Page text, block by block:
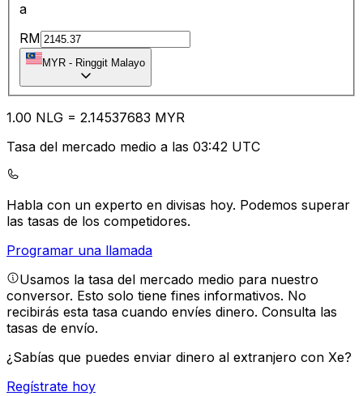
a
RM
MYR - Ringgit Malayo
1.00 NLG = 2.14537683 MYR
Tasa del mercado medio a las 03:42 UTC
Habla con un experto en divisas hoy. Podemos superar
las tasas de los competidores.
Programar una llamada
Usamos la tasa del mercado medio para nuestro
conversor. Esto solo tiene fines informativos. No
recibirás esta tasa cuando envíes dinero. Consulta las
tasas de envío.
¿Sabías que puedes enviar dinero al extranjero con Xe?
Regístrate hoy